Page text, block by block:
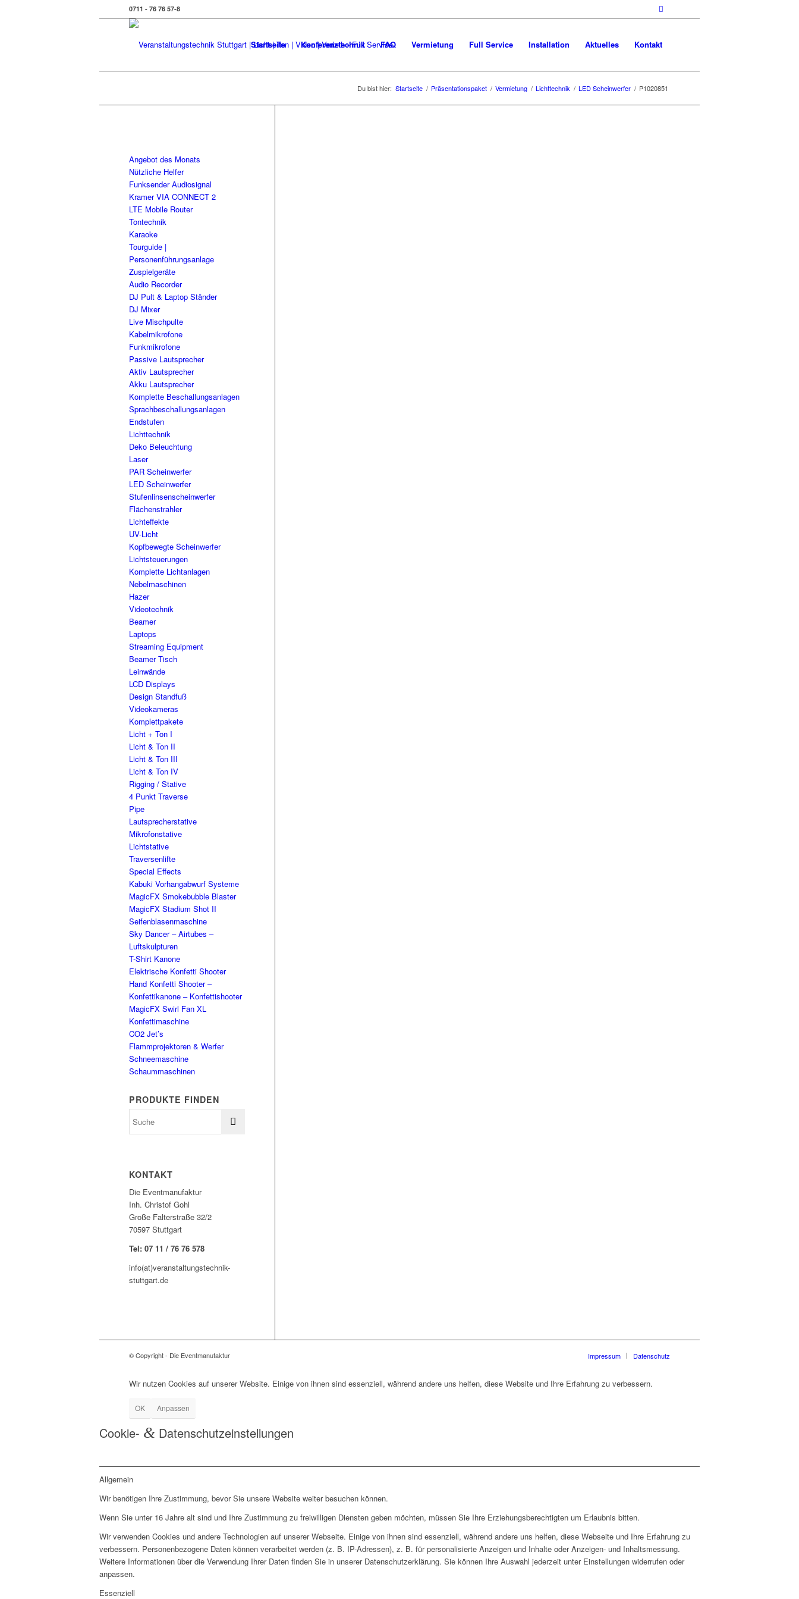
0711 - 76 76 57-8
Startseite Konferenztechnik FAQ Vermietung Full Service Installation Aktuelles Kontakt
Du bist hier: Startseite / Präsentationspaket / Vermietung / Lichttechnik / LED Scheinwerfer / P1020851
Angebot des Monats
Nützliche Helfer
Funksender Audiosignal
Kramer VIA CONNECT 2
LTE Mobile Router
Tontechnik
Karaoke
Tourguide |
Personenführungsanlage
Zuspielgeräte
Audio Recorder
DJ Pult & Laptop Ständer
DJ Mixer
Live Mischpulte
Kabelmikrofone
Funkmikrofone
Passive Lautsprecher
Aktiv Lautsprecher
Akku Lautsprecher
Komplette Beschallungsanlagen
Sprachbeschallungsanlagen
Endstufen
Lichttechnik
Deko Beleuchtung
Laser
PAR Scheinwerfer
LED Scheinwerfer
Stufenlinsenscheinwerfer
Flächenstrahler
Lichteffekte
UV-Licht
Kopfbewegte Scheinwerfer
Lichtsteuerungen
Komplette Lichtanlagen
Nebelmaschinen
Hazer
Videotechnik
Beamer
Laptops
Streaming Equipment
Beamer Tisch
Leinwände
LCD Displays
Design Standfuß
Videokameras
Komplettpakete
Licht + Ton I
Licht & Ton II
Licht & Ton III
Licht & Ton IV
Rigging / Stative
4 Punkt Traverse
Pipe
Lautsprecherstative
Mikrofonstative
Lichtstative
Traversenlifte
Special Effects
Kabuki Vorhangabwurf Systeme
MagicFX Smokebubble Blaster
MagicFX Stadium Shot II
Seifenblasenmaschine
Sky Dancer – Airtubes –
Luftskulpturen
T-Shirt Kanone
Elektrische Konfetti Shooter
Hand Konfetti Shooter –
Konfettikanone – Konfettishooter
MagicFX Swirl Fan XL
Konfettimaschine
CO2 Jet’s
Flammprojektoren & Werfer
Schneemaschine
Schaummaschinen
PRODUKTE FINDEN
KONTAKT
Die Eventmanufaktur
Inh. Christof Gohl
Große Falterstraße 32/2
70597 Stuttgart
Tel: 07 11 / 76 76 578
info(at)veranstaltungstechnik-
stuttgart.de
© Copyright - Die Eventmanufaktur Impressum Datenschutz
Wir nutzen Cookies auf unserer Website. Einige von ihnen sind essenziell, während andere uns helfen, diese Website und Ihre Erfahrung zu verbessern.
OK Anpassen
Cookie- & Datenschutzeinstellungen
Allgemein
Wir benötigen Ihre Zustimmung, bevor Sie unsere Website weiter besuchen können.
Wenn Sie unter 16 Jahre alt sind und Ihre Zustimmung zu freiwilligen Diensten geben möchten, müssen Sie Ihre Erziehungsberechtigten um Erlaubnis bitten.
Wir verwenden Cookies und andere Technologien auf unserer Webseite. Einige von ihnen sind essenziell, während andere uns helfen, diese Webseite und Ihre Erfahrung zu
verbessern. Personenbezogene Daten können verarbeitet werden (z. B. IP-Adressen), z. B. für personalisierte Anzeigen und Inhalte oder Anzeigen- und Inhaltsmessung.
Weitere Informationen über die Verwendung Ihrer Daten finden Sie in unserer Datenschutzerklärung. Sie können Ihre Auswahl jederzeit unter Einstellungen widerrufen oder
anpassen.
Essenziell